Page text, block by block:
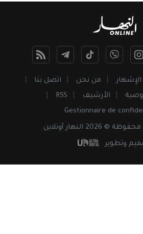
الإشهار من نحن
اتصل بنا
الأرشيف
RSS
Gestionnaire de
محفوظة © 2026 النهار أونلاين
وتطوير